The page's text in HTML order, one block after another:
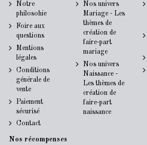
Notre
philosohie
Foire aux
questions
Mentions
légales
Conditions
générale de
vente
Paiement
sécurisé
Contact
Nos univers
Mariage - Les
thèmes de
création de
faire-part
mariage
Nos univers
Naissance -
Les thèmes de
création de
faire-part
naissance
Nos récompenses